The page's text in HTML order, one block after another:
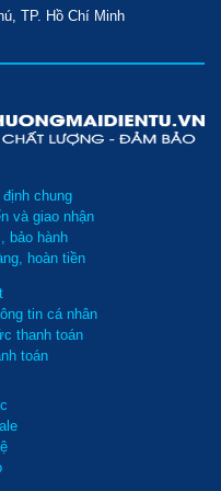
TP. Hồ Chí Minh
chung
và giao nhận
bảo hành
hoàn tiền
tin cá nhân
thanh toán
toán